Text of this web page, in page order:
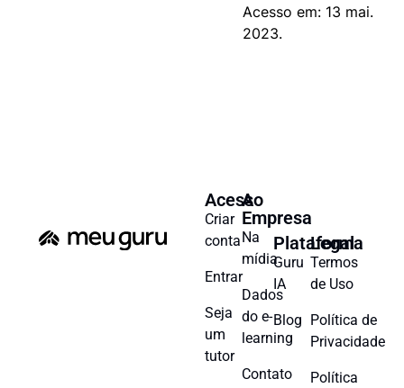
Acesso em: 13 mai.
2023.
Acesso
Criar
conta
Entrar
Seja
um
tutor
A
Empresa
Na
mídia
Dados
do e-
learning
Contato
Plataforma
Guru
IA
Blog
Legal
Termos
de Uso
Política de
Privacidade
Política